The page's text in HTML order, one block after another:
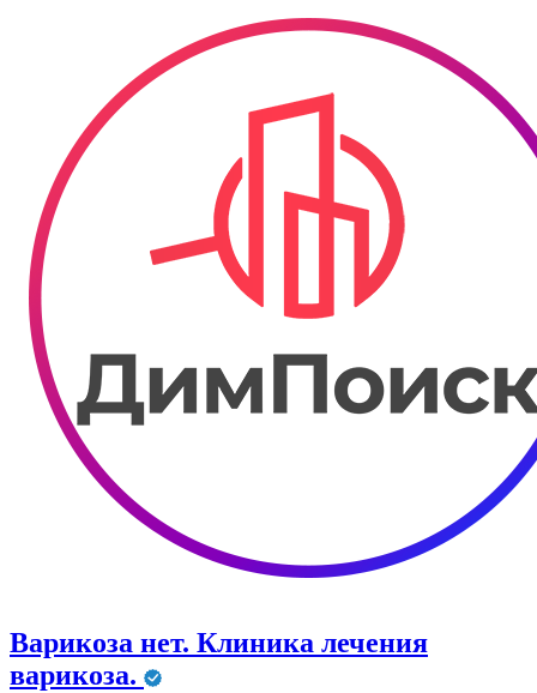
Варикоза нет. Клиника лечения
варикоза.